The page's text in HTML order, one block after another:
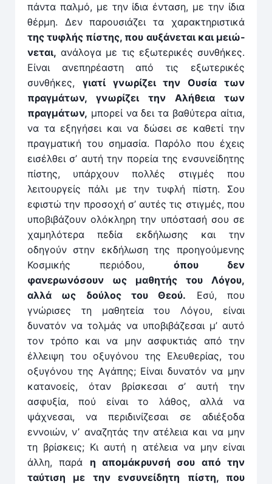
πάντα παλμό, με την ίδια ένταση, με την ίδια
θέρμη. Δεν παρουσιάζει τα χαρακτηριστικά
της τυφλής πίστης, που αυξάνεται και μειώ­
νεται, ανάλογα με τις εξωτερικές συνθήκες.
Είναι ανεπηρέαστη από τις εξωτερικές
συνθήκες, γιατί γνωρίζει την Ουσία των
πραγμάτων, γνωρίζει την Αλήθεια των
πραγμάτων, μπορεί να δει τα βαθύτερα αίτια,
να τα εξηγήσει και να δώσει σε καθετί την
πραγματική του σημασία. Παρόλο που έχεις
εισέλθει σ’ αυτή την πορεία της ενσυνείδητης
πίστης, υπάρχουν πολλές στιγμές που
λειτουργείς πάλι με την τυφλή πίστη. Σου
εφιστώ την προσοχή σ’ αυτές τις στιγμές, που
υποβιβάζουν ολόκληρη την υπόστασή σου σε
χαμηλότερα πεδία εκδήλωσης και την
οδηγούν στην εκδήλωση της προηγούμενης
Κοσμικής περιόδου, όπου δεν
φανερωνόσουν ως μαθητής του Λό­γου,
αλλά ως δούλος του Θεού. Εσύ, που
γνώρισες τη μαθητεία του Λόγου, είναι
δυνατόν να τολμάς να υποβιβά­ζεσαι μ’ αυτό
τον τρόπο και να μην ασφυκτιάς από την
έλλειψη του οξυγόνου της Ελευθερίας, του
οξυγόνου της Αγάπης; Είναι δυνατόν να μην
κατανοείς, όταν βρίσκεσαι σ’ αυτή την
ασφυξία, πού είναι το λάθος, αλλά να
ψάχνεσαι, να περιδινίζεσαι σε αδιέξοδα
εννοιών, ν’ αναζητάς την ατέλεια και να μην
τη βρίσκεις; Κι αυτή η ατέλεια να μην είναι
άλλη, παρά η απομάκρυνσή σου από την
ταύτιση με την ενσυνείδητη πίστη, που